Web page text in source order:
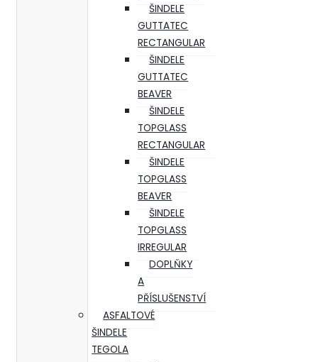
ŠINDELE
GUTTATEC
RECTANGULAR
ŠINDELE
GUTTATEC
BEAVER
ŠINDELE
TOPGLASS
RECTANGULAR
ŠINDELE
TOPGLASS
BEAVER
ŠINDELE
TOPGLASS
IRREGULAR
DOPLŇKY
A
PŘÍSLUŠENSTVÍ
ASFALTOVÉ
ŠINDELE
TEGOLA